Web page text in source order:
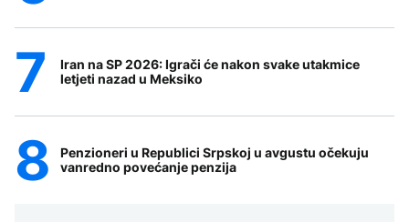
Iran na SP 2026: Igrači će nakon svake utakmice
letjeti nazad u Meksiko
Penzioneri u Republici Srpskoj u avgustu očekuju
vanredno povećanje penzija